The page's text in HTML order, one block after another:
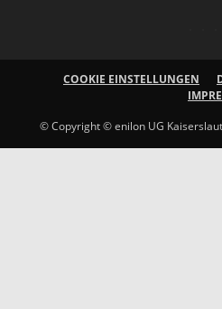
COOKIE EINSTELLUNGEN
© Copyright © enilon UG